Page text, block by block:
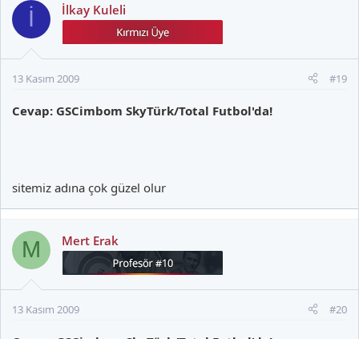
İ İlkay Kuleli
13 Kasım 2009 #19
Cevap: GSCimbom SkyTürk/Total Futbol'da!
sitemiz adına çok güzel olur
M Mert Erak
13 Kasım 2009 #20